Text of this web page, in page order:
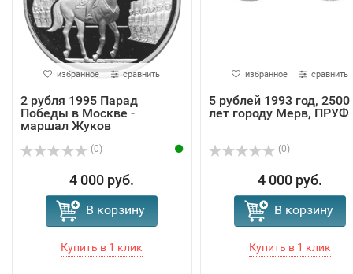
избранное сравнить
2 рубля 1995 Парад
Победы в Москве -
маршал Жуков
(0)
4 000 руб.
В корзину
избранное сравнить
5 рублей 1993 год, 2500
лет городу Мерв, ПРУФ
(0)
4 000 руб.
В корзину